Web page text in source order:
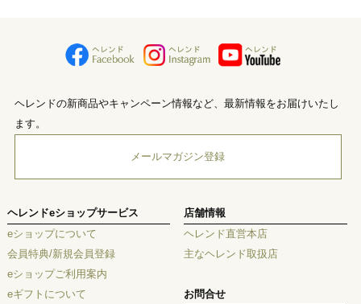
ヘレンドの新商品やキャンペーン情報など、最新情報をお届けいたし
ます。
メールマガジン登録
ヘレンドeショップサービス
eショップについて
会員特典/新規会員登録
eショップご利用案内
eギフトについて
店舗情報
ヘレンド直営本店
主なヘレンド取扱店
お問合せ